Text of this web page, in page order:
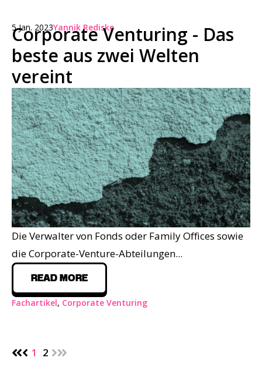
Corporate Venturing - Das
beste aus zwei Welten
vereint
5 Jan. 2023Yannik Rediske
Die Verwalter von Fonds oder Family Offices sowie
die Corporate-Venture-Abteilungen...
READ MORE
Fachartikel, Corporate Venturing
1 2